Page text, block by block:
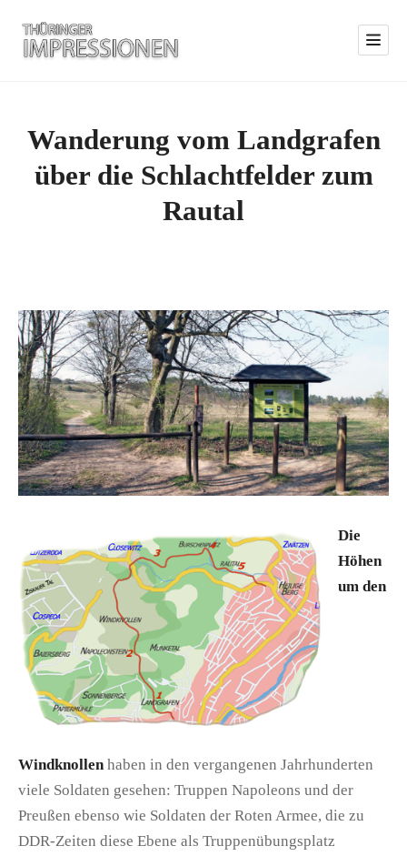
Wanderung vom Landgrafen
über die Schlachtfelder zum
Rautal
Die
Höhen
um den
Windknollen haben in den vergangenen Jahrhunderten
viele Soldaten gesehen: Truppen Napoleons und der
Preußen ebenso wie Soldaten der Roten Armee, die zu
DDR-Zeiten diese Ebene als Truppenübungsplatz